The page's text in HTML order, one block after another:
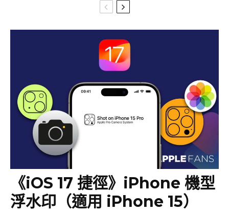
《iOS 17 捷徑》iPhone 機型
浮水印（適用 iPhone 15）